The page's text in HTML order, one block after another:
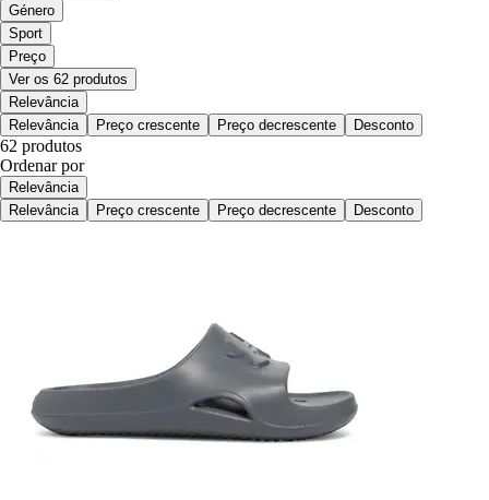
Género
Sport
Preço
Ver os 62 produtos
Relevância
Relevância
Preço crescente Preço decrescente Desconto
62 produtos
Ordenar por
Relevância
Relevância
Preço crescente Preço decrescente Desconto